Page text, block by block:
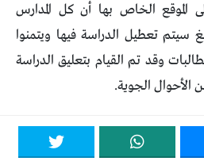
الموقع الخاص بها أن كل المدارس
تعطيل الدراسة فيها ويتمنوا
وقد تم القيام بتعليق الدراسة
الأحوال الجوية.